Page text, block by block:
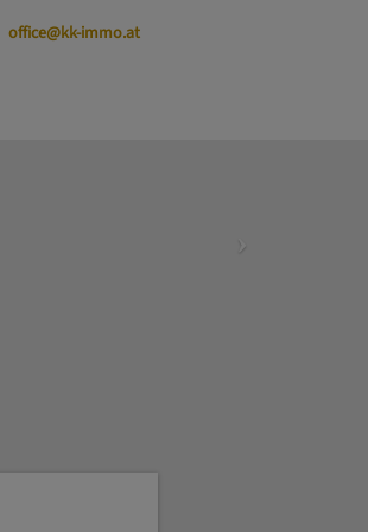
office@kk-immo.at